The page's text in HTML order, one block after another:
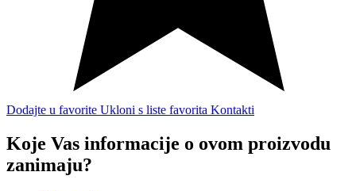
Dodajte u favorite Ukloni s liste favorita Kontakti
Koje Vas informacije o ovom proizvodu
zanimaju?